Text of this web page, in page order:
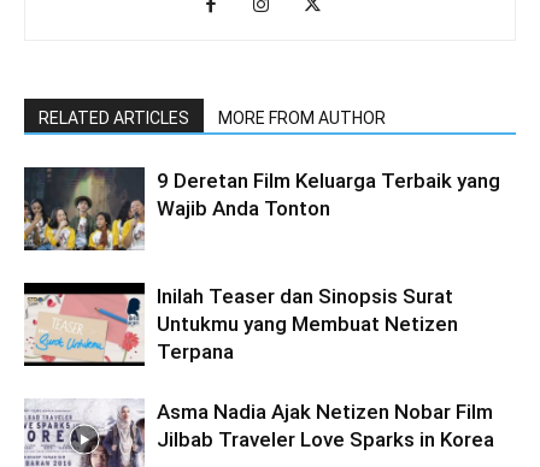
RELATED ARTICLES MORE FROM AUTHOR
9 Deretan Film Keluarga Terbaik yang
Wajib Anda Tonton
Inilah Teaser dan Sinopsis Surat
Untukmu yang Membuat Netizen
Terpana
Asma Nadia Ajak Netizen Nobar Film
Jilbab Traveler Love Sparks in Korea